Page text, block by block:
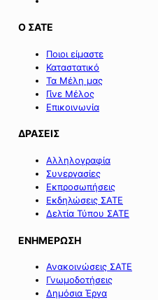
Ο ΣΑΤΕ
Ποιοι είμαστε
Καταστατικό
Τα Μέλη μας
Γίνε Μέλος
Επικοινωνία
ΔΡΑΣΕΙΣ
Αλληλογραφία
Συνεργασίες
Εκπροσωπήσεις
Εκδηλώσεις ΣΑΤΕ
Δελτία Τύπου ΣΑΤΕ
ΕΝΗΜΕΡΩΣΗ
Ανακοινώσεις ΣΑΤΕ
Γνωμοδοτήσεις
Δημόσια Έργα